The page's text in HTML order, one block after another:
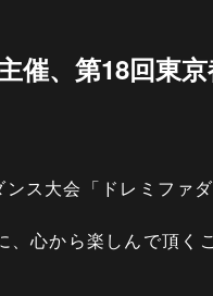
催、第18回東
ス大会「ドレミファ
心から楽しんで頂く